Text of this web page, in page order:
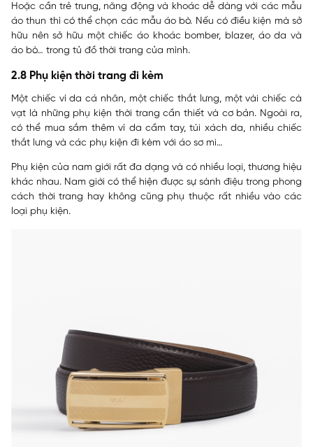
Hoặc cần trẻ trung, năng động và khoác dễ dàng với các mẫu
áo thun thì có thể chọn các mẫu áo bò. Nếu có điều kiện mà sở
hữu nên sở hữu một chiếc áo khoác bomber, blazer, áo da và
áo bò… trong tủ đồ thời trang của mình.
2.8 Phụ kiện thời trang đi kèm
Một chiếc ví da cá nhân, một chiếc thắt lưng, một vài chiếc cà
vạt là những phụ kiện thời trang cần thiết và cơ bản. Ngoài ra,
có thể mua sắm thêm ví da cầm tay, túi xách da, nhiều chiếc
thắt lưng và các phụ kiện đi kèm với áo sơ mi…
Phụ kiện của nam giới rất đa dạng và có nhiều loại, thương hiệu
khác nhau. Nam giới có thể hiện được sự sành điệu trong phong
cách thời trang hay không cũng phụ thuộc rất nhiều vào các
loại phụ kiện.